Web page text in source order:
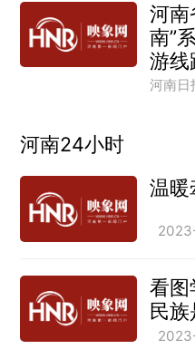
河南
南”
游线
河南日
河南24小时
温暖
看图
民族